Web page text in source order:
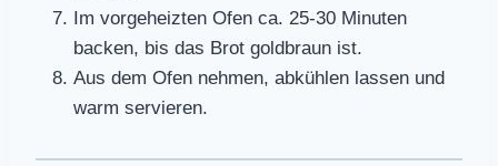
Im vorgeheizten Ofen ca. 25-30 Minuten
backen, bis das Brot goldbraun ist.
Aus dem Ofen nehmen, abkühlen lassen und
warm servieren.